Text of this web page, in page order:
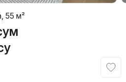
55 м²